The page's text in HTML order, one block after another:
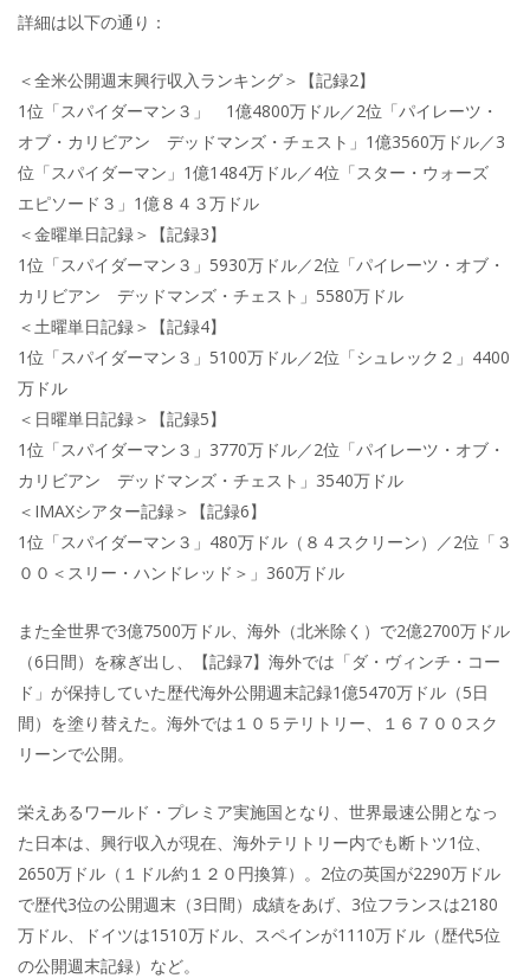
詳細は以下の通り：
＜全米公開週末興行収入ランキング＞【記録2】
1位「スパイダーマン３」 1億4800万ドル／2位「パイレーツ・
オブ・カリビアン デッドマンズ・チェスト」1億3560万ドル／3
位「スパイダーマン」1億1484万ドル／4位「スター・ウォーズ
エピソード３」1億８４３万ドル
＜金曜単日記録＞【記録3】
1位「スパイダーマン３」5930万ドル／2位「パイレーツ・オブ・
カリビアン デッドマンズ・チェスト」5580万ドル
＜土曜単日記録＞【記録4】
1位「スパイダーマン３」5100万ドル／2位「シュレック２」4400
万ドル
＜日曜単日記録＞【記録5】
1位「スパイダーマン３」3770万ドル／2位「パイレーツ・オブ・
カリビアン デッドマンズ・チェスト」3540万ドル
＜IMAXシアター記録＞【記録6】
1位「スパイダーマン３」480万ドル（８４スクリーン）／2位「３
００＜スリー・ハンドレッド＞」360万ドル
また全世界で3億7500万ドル、海外（北米除く）で2億2700万ドル
（6日間）を稼ぎ出し、【記録7】海外では「ダ・ヴィンチ・コー
ド」が保持していた歴代海外公開週末記録1億5470万ドル（5日
間）を塗り替えた。海外では１０５テリトリー、１６７００スク
リーンで公開。
栄えあるワールド・プレミア実施国となり、世界最速公開となっ
た日本は、興行収入が現在、海外テリトリー内でも断トツ1位、
2650万ドル（１ドル約１２０円換算）。2位の英国が2290万ドル
で歴代3位の公開週末（3日間）成績をあげ、3位フランスは2180
万ドル、ドイツは1510万ドル、スペインが1110万ドル（歴代5位
の公開週末記録）など。